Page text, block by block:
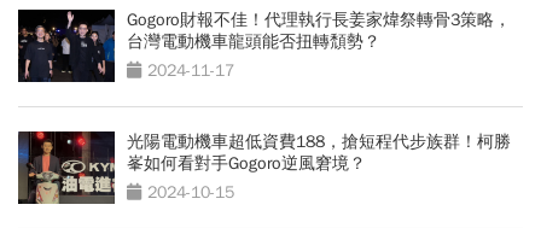
Gogoro財報不佳！代理執行長姜家煒祭轉骨3策略，
台灣電動機車龍頭能否扭轉頹勢？
2024-11-17
光陽電動機車超低資費188，搶短程代步族群！柯勝
峯如何看對手Gogoro逆風窘境？
2024-10-15